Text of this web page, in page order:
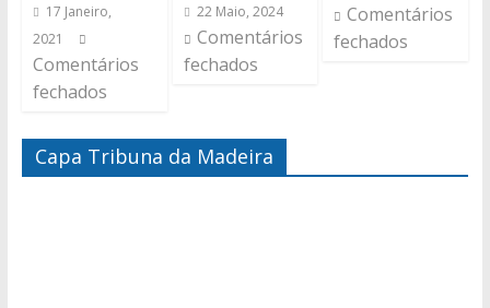
17 Janeiro,
2021
Comentários
fechados
22 Maio, 2024
Comentários
fechados
Comentários
fechados
Capa Tribuna da Madeira